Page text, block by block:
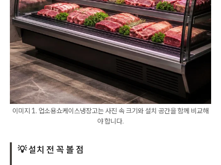
이미지 1. 업소용쇼케이스냉장고는 사진 속 크기와 설치 공간을 함께 비교해
야 합니다.
💡 설치 전 꼭 볼 점